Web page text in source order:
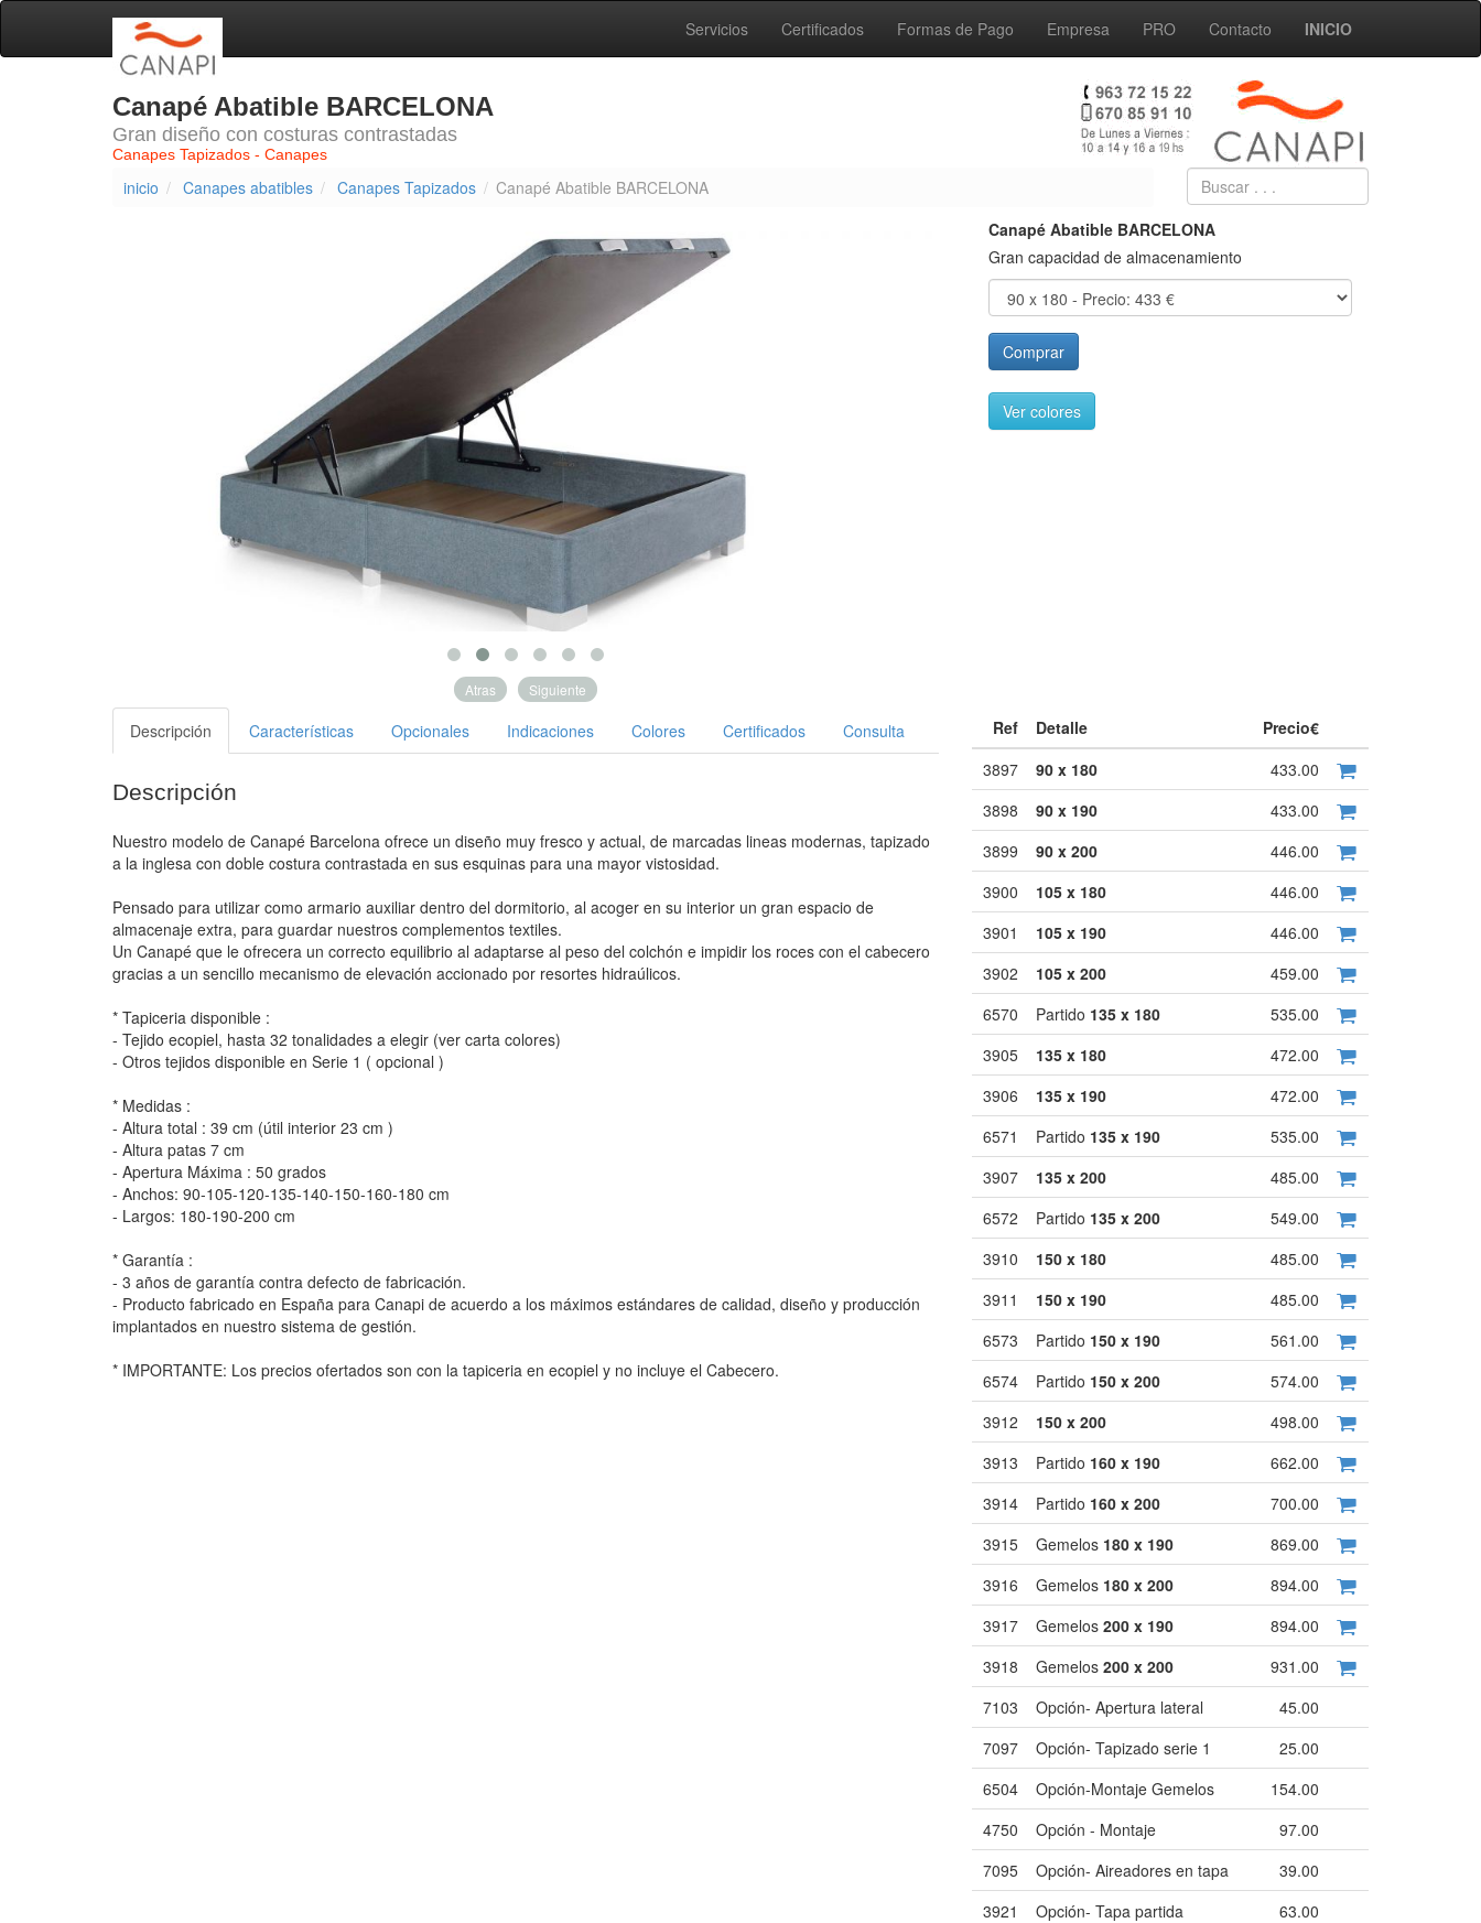
Servicios Certificados Formas de Pago Empresa PRO Contacto INICIO
Canapé Abatible BARCELONA
Gran diseño con costuras contrastadas
Canapes Tapizados - Canapes
inicio Canapes abatibles Canapes Tapizados Canapé Abatible BARCELONA
Atras Siguiente
Canapé Abatible BARCELONA
Gran capacidad de almacenamiento
Comprar
Ver colores
Descripción Características Opcionales Indicaciones Colores Certificados Consulta
Descripción
Nuestro modelo de Canapé Barcelona ofrece un diseño muy fresco y actual, de marcadas lineas modernas, tapizado
a la inglesa con doble costura contrastada en sus esquinas para una mayor vistosidad.
Pensado para utilizar como armario auxiliar dentro del dormitorio, al acoger en su interior un gran espacio de
almacenaje extra, para guardar nuestros complementos textiles.
Un Canapé que le ofrecera un correcto equilibrio al adaptarse al peso del colchón e impidir los roces con el cabecero
gracias a un sencillo mecanismo de elevación accionado por resortes hidraúlicos.
* Tapiceria disponible :
- Tejido ecopiel, hasta 32 tonalidades a elegir (ver carta colores)
- Otros tejidos disponible en Serie 1 ( opcional )
* Medidas :
- Altura total : 39 cm (útil interior 23 cm )
- Altura patas 7 cm
- Apertura Máxima : 50 grados
- Anchos: 90-105-120-135-140-150-160-180 cm
- Largos: 180-190-200 cm
* Garantía :
- 3 años de garantía contra defecto de fabricación.
- Producto fabricado en España para Canapi de acuerdo a los máximos estándares de calidad, diseño y producción
implantados en nuestro sistema de gestión.
* IMPORTANTE: Los precios ofertados son con la tapiceria en ecopiel y no incluye el Cabecero.
Ref Detalle
Precio€
3897
90 x 180
433.00
3898
90 x 190
433.00
3899
90 x 200
446.00
3900
105 x 180
446.00
3901
105 x 190
446.00
3902
105 x 200
459.00
6570
Partido 135 x 180
535.00
3905
135 x 180
472.00
3906
135 x 190
472.00
6571
Partido 135 x 190
535.00
3907
135 x 200
485.00
6572
Partido 135 x 200
549.00
3910
150 x 180
485.00
3911
150 x 190
485.00
6573
Partido 150 x 190
561.00
6574
Partido 150 x 200
574.00
3912
150 x 200
498.00
3913
Partido 160 x 190
662.00
3914
Partido 160 x 200
700.00
3915
Gemelos 180 x 190
869.00
3916
Gemelos 180 x 200
894.00
3917
Gemelos 200 x 190
894.00
3918
Gemelos 200 x 200
931.00
7103
Opción- Apertura lateral
45.00
7097
Opción- Tapizado serie 1
25.00
6504
Opción-Montaje Gemelos
154.00
4750
Opción - Montaje
97.00
7095
Opción- Aireadores en tapa
39.00
3921
Opción- Tapa partida
63.00